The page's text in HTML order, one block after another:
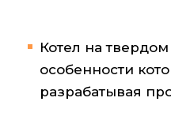
Котел на
особенности
разрабатывая